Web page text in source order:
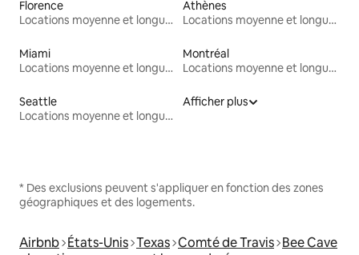
Florence
Locations moyenne et longue durée
Athènes
Locations moyenne et longue durée
Miami
Locations moyenne et longue durée
Montréal
Locations moyenne et longue durée
Seattle
Locations moyenne et longue durée
Afficher plus
* Des exclusions peuvent s'appliquer en fonction des zones
géographiques et des logements.
Airbnb États-Unis Texas Comté de Travis Bee Cave